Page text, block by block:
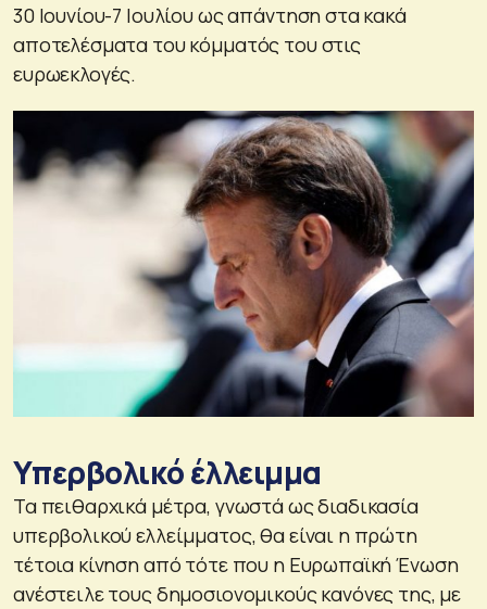
30 Ιουνίου-7 Ιουλίου ως απάντηση στα κακά
αποτελέσματα του κόμματός του στις
ευρωεκλογές.
Υπερβολικό έλλειμμα
Τα πειθαρχικά μέτρα, γνωστά ως διαδικασία
υπερβολικού ελλείμματος, θα είναι η πρώτη
τέτοια κίνηση από τότε που η Ευρωπαϊκή Ένωση
ανέστειλε τους δημοσιονομικούς κανόνες της, με